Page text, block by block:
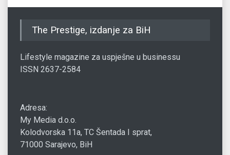
The Prestige, izdanje za BiH
Lifestyle magazine za uspješne u businessu
ISSN 2637-2584
Adresa:
My Media d.o.o.
Kolodvorska 11a, TC Šentada I sprat,
71000 Sarajevo, BiH